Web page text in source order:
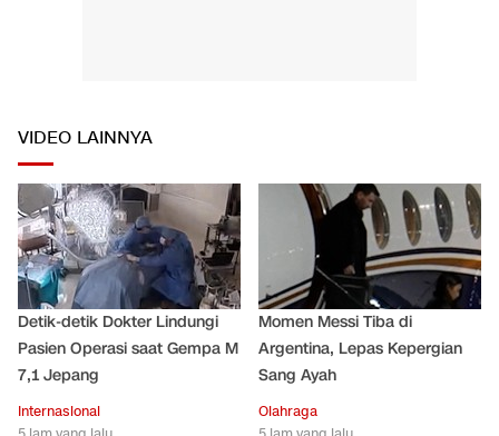
VIDEO LAINNYA
Detik-detik Dokter Lindungi
Pasien Operasi saat Gempa M
7,1 Jepang
Internasional
Momen Messi Tiba di
Argentina, Lepas Kepergian
Sang Ayah
Olahraga